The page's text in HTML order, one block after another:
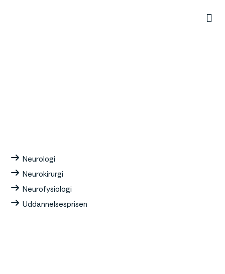
Neurologi
Neurokirurgi
Neurofysiologi
Uddannelsesprisen